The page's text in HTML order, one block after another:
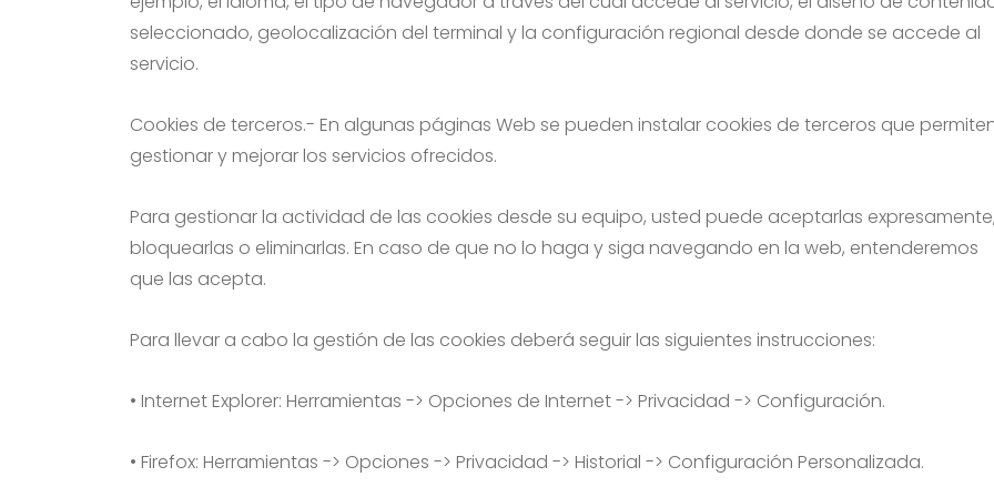
seleccionado, geolocalización del terminal y la configuración regional desde donde se accede al
servicio.
Cookies de terceros.- En algunas páginas Web se pueden instalar cookies de terceros que
gestionar y mejorar los servicios ofrecidos.
Para gestionar la actividad de las cookies desde su equipo, usted puede aceptarlas expresamente,
bloquearlas o eliminarlas. En caso de que no lo haga y siga navegando en la web, entenderemos
que las acepta.
Para llevar a cabo la gestión de las cookies deberá seguir las siguientes instrucciones:
• Internet Explorer: Herramientas -> Opciones de Internet -> Privacidad -> Configuración.
• Firefox: Herramientas -> Opciones -> Privacidad -> Historial -> Configuración Personalizada.